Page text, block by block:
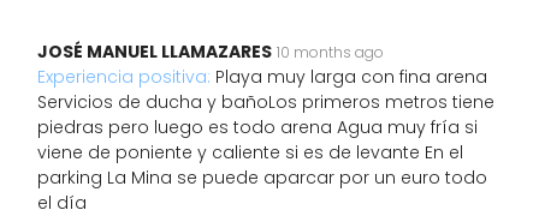
JOSÉ MANUEL LLAMAZARES 10 months ago
Experiencia positiva: Playa muy larga con fina arena
Servicios de ducha y bañoLos primeros metros tiene
piedras pero luego es todo arena Agua muy fría si
viene de poniente y caliente si es de levante En el
parking La Mina se puede aparcar por un euro todo
el día